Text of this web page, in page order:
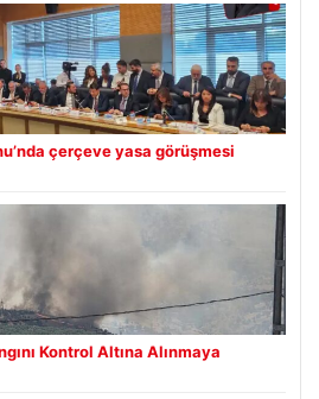
çerçeve yasa görüşmesi
Kontrol Altına Alınmaya